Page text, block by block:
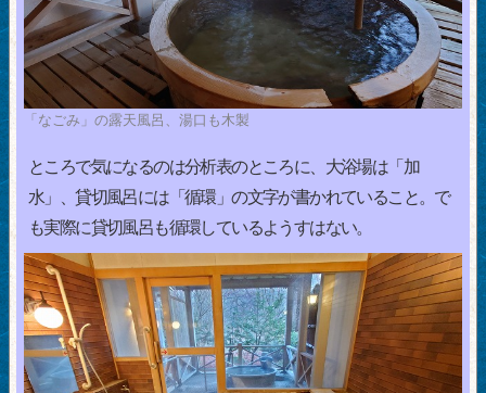
「なごみ」の露天風呂、湯口も木製
ところで気になるのは分析表のところに、大浴場は「加
水」、貸切風呂には「循環」の文字が書かれていること。で
も実際に貸切風呂も循環しているようすはない。